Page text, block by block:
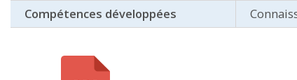
Compétences développées